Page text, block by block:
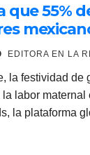
que 55%
para el
EDITORA EN LA
la festividad de
labor maternal
la plataforma